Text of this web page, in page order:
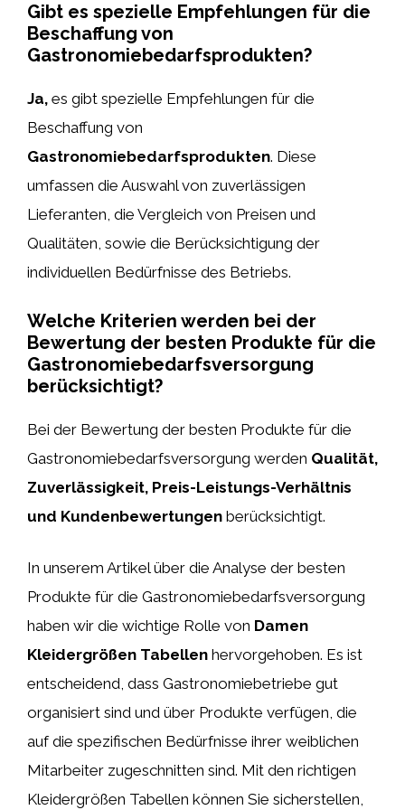
Gibt es spezielle Empfehlungen für die
Beschaffung von
Gastronomiebedarfsprodukten?
Ja, es gibt spezielle Empfehlungen für die
Beschaffung von
Gastronomiebedarfsprodukten. Diese
umfassen die Auswahl von zuverlässigen
Lieferanten, die Vergleich von Preisen und
Qualitäten, sowie die Berücksichtigung der
individuellen Bedürfnisse des Betriebs.
Welche Kriterien werden bei der
Bewertung der besten Produkte für die
Gastronomiebedarfsversorgung
berücksichtigt?
Bei der Bewertung der besten Produkte für die
Gastronomiebedarfsversorgung werden Qualität,
Zuverlässigkeit, Preis-Leistungs-Verhältnis
und Kundenbewertungen berücksichtigt.
In unserem Artikel über die Analyse der besten
Produkte für die Gastronomiebedarfsversorgung
haben wir die wichtige Rolle von Damen
Kleidergrößen Tabellen hervorgehoben. Es ist
entscheidend, dass Gastronomiebetriebe gut
organisiert sind und über Produkte verfügen, die
auf die spezifischen Bedürfnisse ihrer weiblichen
Mitarbeiter zugeschnitten sind. Mit den richtigen
Kleidergrößen Tabellen können Sie sicherstellen,